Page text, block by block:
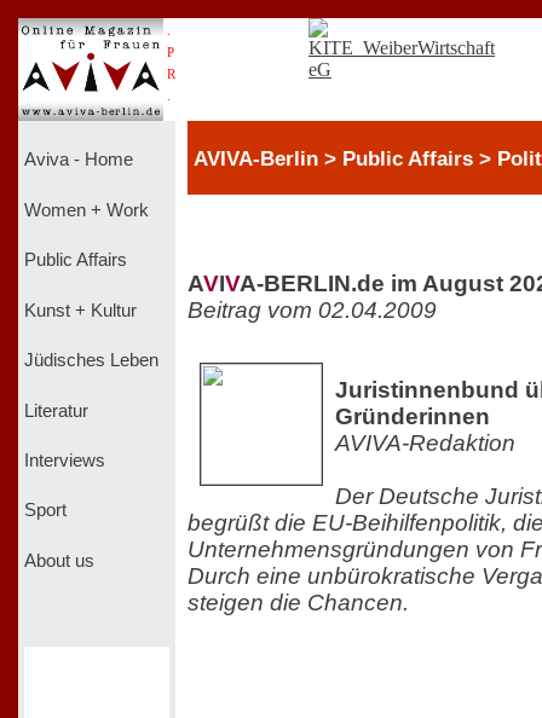
P
R
Aviva - Home
Women + Work
Public Affairs
Kunst + Kultur
Jüdisches Leben
Literatur
Interviews
Sport
About us
AVIVA-Berlin > Public Affairs >
AVIVA-BERLIN.de im August
Beitrag vom 02.04.2009
Juristinnenbund
Gründerinnen
AVIVA-Redaktion
Der Deutsche
begrüßt die EU-Beihilfenpolitik,
Unternehmensgründungen von
Durch eine unbürokratische
steigen die Chancen.